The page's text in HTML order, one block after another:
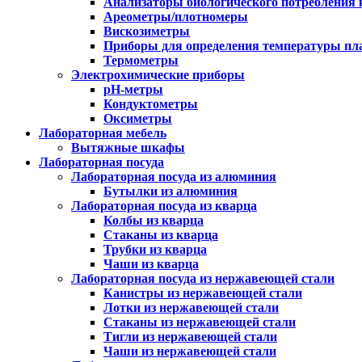
Ареометры/плотномеры
Вискозиметры
Приборы для определения температуры
Термометры
Электрохимические приборы
pH-метры
Кондуктометры
Оксиметры
Лабораторная мебель
Вытяжные шкафы
Лабораторная посуда
Лабораторная посуда из алюминия
Бутылки из алюминия
Лабораторная посуда из кварца
Колбы из кварца
Стаканы из кварца
Трубки из кварца
Чаши из кварца
Лабораторная посуда из нержавеющей стали
Канистры из нержавеющей стали
Лотки из нержавеющей стали
Стаканы из нержавеющей стали
Тигли из нержавеющей стали
Чаши из нержавеющей стали